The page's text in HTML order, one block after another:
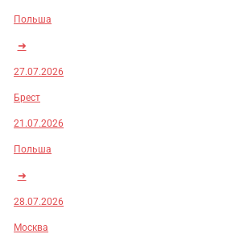
Польша
➜
27.07.2026
Брест
21.07.2026
Польша
➜
28.07.2026
Москва